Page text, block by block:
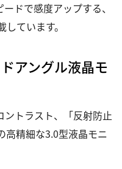
ドで感度アップする、
ています。
アングル液晶モ
ントラスト、「反射防止
高精細な3.0型液晶モニ